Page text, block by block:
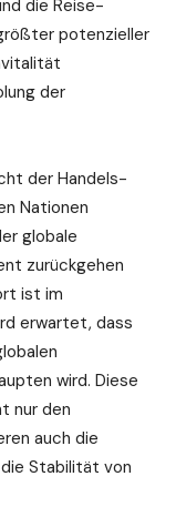
die Reise-
potenzieller
der
der Handels-
Nationen
globale
zurückgehen
ist im
erwartet, dass
wird. Diese
nur den
auch die
Stabilität von